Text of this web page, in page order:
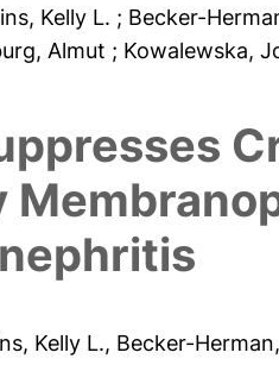
Kelly L. ; Becker-
Almut ; Kowalewska,
Kelly L., Becker-